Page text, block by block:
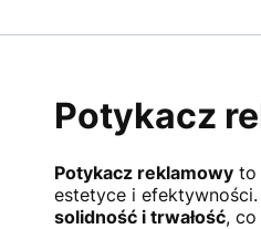
Potykacz
Potykacz reklamowyto
estetyce i efektywności.
solidność i trwałość, co